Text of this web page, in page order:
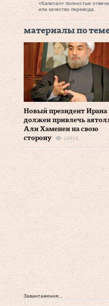
«Капитал» полностью
или качество перевода.
материалы по
Новый президент Ирана
должен привлечь
Али Хаменеи на свою
сторону
19016
Завантаження...